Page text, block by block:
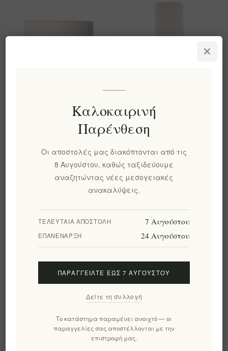
Labbok 2 σε 1 Μοβ
Μάσκα Προσώπου
€24,92 χωρίς ΦΠΑ
ισοδυναμεί με €498,40 ανά
Labbok Κρέμα Ματιών
20ml
EL1537
€39,00 χωρίς ΦΠΑ
ισοδυναμεί με €1950,00
ανά 1 lt
Labbok Κρέμα Ημέρας
Labbok Κρέμα Ημέρας
Ενυδάτωση και Λάμψη
Καλοκαιρινή
Παρένθεση
Οι αποστολές μας διακόπτονται από τις
8 Αυγούστου, καθώς ταξιδεύουμε
αναζητώντας νέες μεσογειακές
ανακαλύψεις.
ΤΕΛΕΥΤΑΊΑ ΑΠΟΣΤΟΛΉ 7 Αυγούστου
ΕΠΑΝΈΝΑΡΞΗ 24 Αυγούστου
ΠΑΡΑΓΓΕΊΛΤΕ ΈΩΣ 7 ΑΥΓΟΎΣΤΟΥ
Δείτε τη συλλογή
Το κατάστημα παραμένει ανοιχτό — οι
παραγγελίες σας αποστέλλονται με την
επιστροφή μας.